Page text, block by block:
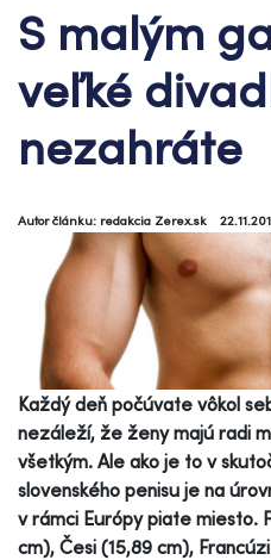
S malým
veľké
nezahráte
Autor článku: redakcia Zerex.sk
Každý deň počúvate vôkol
nezáleží, že ženy majú radi
všetkým. Ale ako je to v
slovenského penisu je na
v rámci Európy piate miesto.
cm), Česi (15,89 cm),